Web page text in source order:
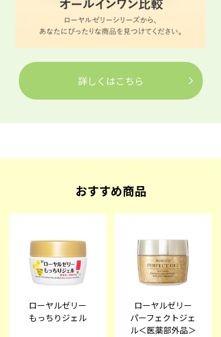
詳しくはこちら
おすすめ商品
ローヤルゼリー
もっちりジェル
ローヤルゼリー
パーフェクトジェ
ル＜医薬部外品＞